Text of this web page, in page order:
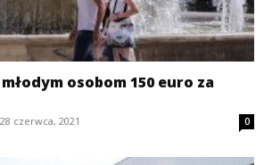
osobom 150 euro za
28 czerwca, 2021 0